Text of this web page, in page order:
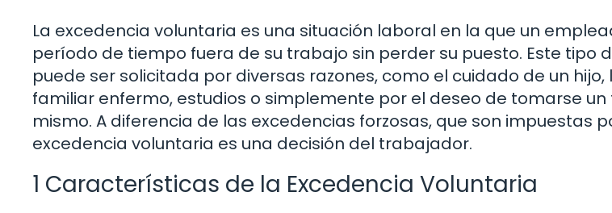
La excedencia voluntaria es una situación laboral en la que un
período de tiempo fuera de su trabajo sin perder su puesto. Este tipo
puede ser solicitada por diversas razones, como el cuidado de un
familiar enfermo, estudios o simplemente por el deseo de tomarse
mismo. A diferencia de las excedencias forzosas, que son impuestas
excedencia voluntaria es una decisión del trabajador.
1 Características de la Excedencia Voluntaria